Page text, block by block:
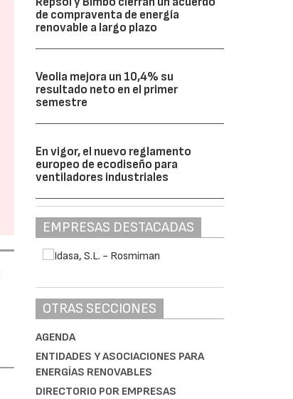
de compraventa de energía
renovable a largo plazo
Veolia mejora un 10,4% su
resultado neto en el primer
semestre
En vigor, el nuevo reglamento
europeo de ecodiseño para
ventiladores industriales
EMPRESAS DESTACADAS
OTRAS SECCIONES
AGENDA
ENTIDADES Y ASOCIACIONES PARA
ENERGÍAS RENOVABLES
DIRECTORIO POR EMPRESAS